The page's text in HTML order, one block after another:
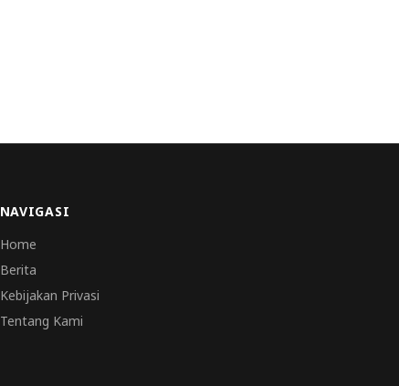
NAVIGASI
Home
Berita
Kebijakan Privasi
Tentang Kami